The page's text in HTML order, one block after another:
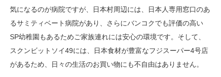
気になるのが病院ですが、日本村周辺には、日本人専用窓口のあ
るサミティベート病院があり、さらにバンコクでも評価の高い
SP幼稚園もあるためご家族連れには安心の環境です。そして、
スクンビットソイ49には、日本食材が豊富なフジスーパー4号店
があるため、日々の生活のお買い物にも不自由はありません。